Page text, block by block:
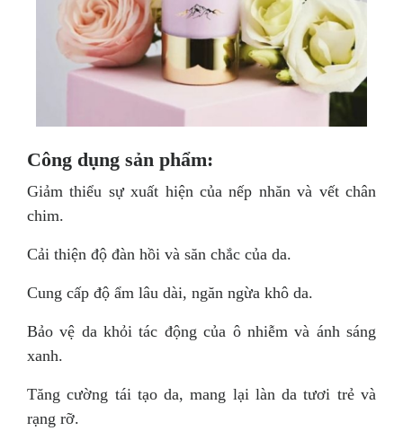
Công dụng sản phẩm:
Giảm thiểu sự xuất hiện của nếp nhăn và vết chân
chim.
Cải thiện độ đàn hồi và săn chắc của da.
Cung cấp độ ẩm lâu dài, ngăn ngừa khô da.
Bảo vệ da khỏi tác động của ô nhiễm và ánh sáng
xanh.
Tăng cường tái tạo da, mang lại làn da tươi trẻ và
rạng rỡ.